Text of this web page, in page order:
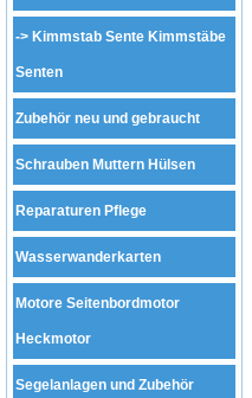
-> Kimmstab Sente Kimmstäbe
Senten
Zubehör neu und gebraucht
Schrauben Muttern Hülsen
Reparaturen Pflege
Wasserwanderkarten
Motore Seitenbordmotor
Heckmotor
Segelanlagen und Zubehör